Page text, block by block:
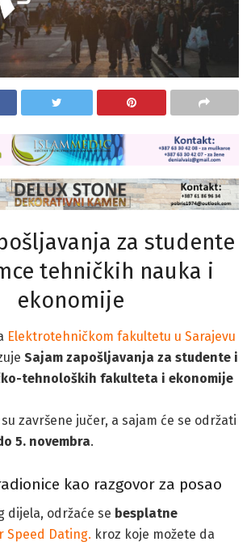
za studente
tehničkih nauka i
ekonomije
Elektrotehničkom fakultetu u Sarajevu
Sajam zapošljavanja za studente i
tehnoloških fakulteta i ekonomije
završene jučer, a sajam će se održati
5. novembra.
kao razgovor za posao
dijela, održaće se besplatne
Speed Dating. kroz koje možete da